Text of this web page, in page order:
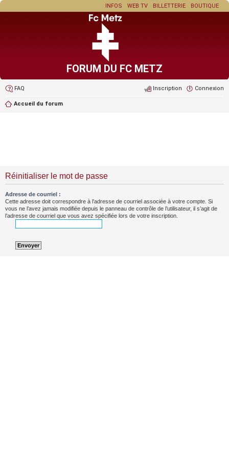
BOUTIQUE
BILLETTERIE
WEB TV
INFOS
FORUM DU FC METZ
FAQ Connexion
Inscription
Accueil du forum
Réinitialiser le mot de passe
Adresse de courriel :
Cette adresse doit correspondre à l’adresse de courriel associée à votre compte. Si
vous ne l’avez jamais modifiée depuis le panneau de contrôle de l’utilisateur, il s’agit de
l’adresse de courriel que vous avez spécifiée lors de votre inscription.